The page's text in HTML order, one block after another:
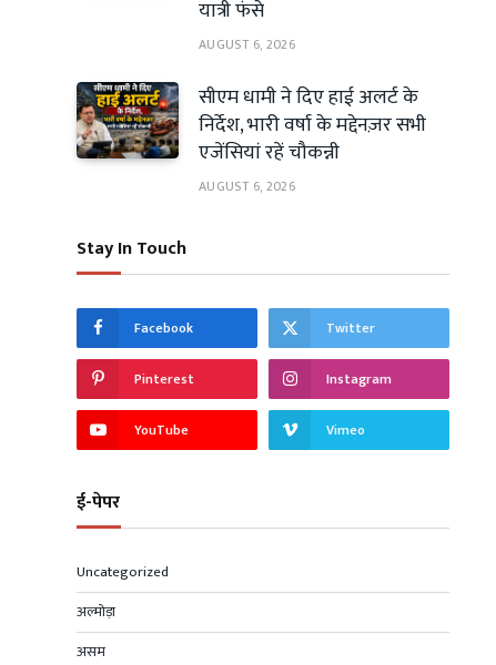
यात्री फंसे
AUGUST 6, 2026
सीएम धामी ने दिए हाई अलर्ट के
निर्देश, भारी वर्षा के मद्देनज़र सभी
एजेंसियां रहें चौकन्नी
AUGUST 6, 2026
Stay In Touch
Facebook Twitter
Pinterest Instagram
YouTube Vimeo
ई-पेपर
Uncategorized
अल्मोड़ा
असम